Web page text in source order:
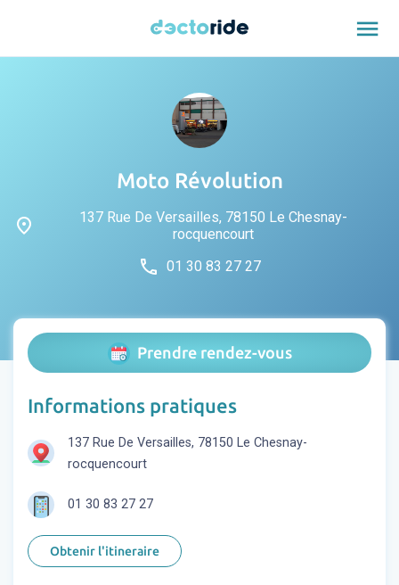
menu
Moto Révolution
place
137 Rue De Versailles, 78150 Le Chesnay-
rocquencourt
phone 01 30 83 27 27
Prendre rendez-vous
Informations pratiques
137 Rue De Versailles, 78150 Le Chesnay-
rocquencourt
01 30 83 27 27
Obtenir l'itineraire